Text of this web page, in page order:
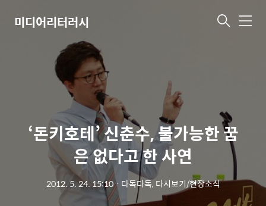
미디어리터러시 메
‘돈키호테’ 신춘수, 불가능한 꿈
은 없다고 한 사연
2012. 5. 24. 15:10ㆍ 다독다독, 다시보기/현장소식